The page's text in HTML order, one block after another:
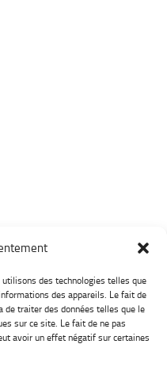
des technologies telles que
des appareils. Le fait de
de traiter des données telles que le
sur ce site. Le fait de ne pas
avoir un effet négatif sur certaines
Guyot